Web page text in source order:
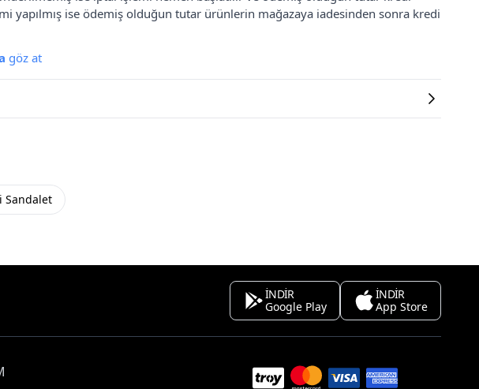
yapılmış ise ödemiş olduğun tutar ürünlerin mağazaya iadesinden sonra kredi
göz at
İNDİR
Google Play
İNDİR
App Store